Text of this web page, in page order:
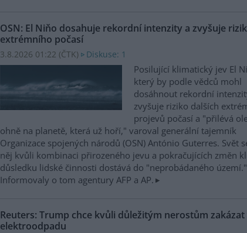
OSN: El Niňo dosahuje rekordní intenzity a zvyšuje
extrémního počasí
3.8.2026 01:22 (ČTK) Diskuse: 1
Posilující klimatický jev El
který by podle vědců mohl
dosáhnout rekordní
zvyšuje riziko dalších
projevů počasí a "přilévá
ohně na planetě, která už hoří," varoval generální tajemník
Organizace spojených národů (OSN) António Guterres. Svět
něj kvůli kombinaci přirozeného jevu a pokračujících změn
důsledku lidské činnosti dostává do "neprobádaného území."
Informovaly o tom agentury AFP a AP.
Reuters: Trump chce kvůli důležitým nerostům
elektroodpadu